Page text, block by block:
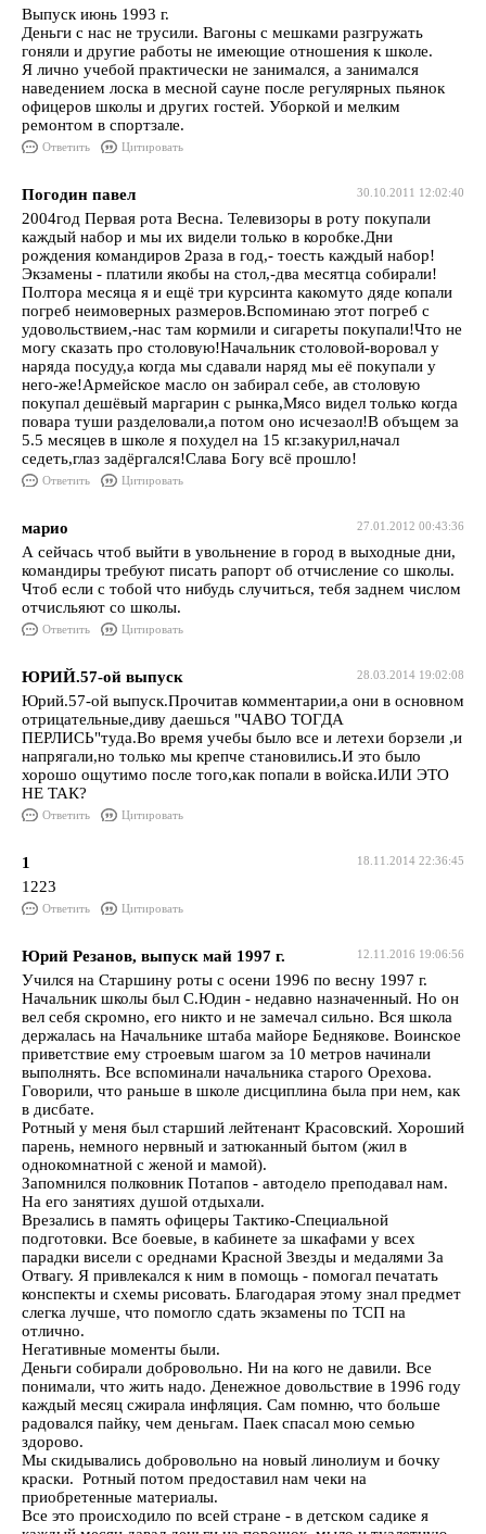
Выпуск июнь 1993 г.
Деньги с нас не трусили. Вагоны с мешками разгружать
гоняли и другие работы не имеющие отношения к школе.
Я лично учебой практически не занимался, а занимался
наведением лоска в месной сауне после регулярных пьянок
офицеров школы и других гостей. Уборкой и мелким
ремонтом в спортзале.
Ответить Цитировать
30.10.2011 12:02:40
Погодин павел
2004год Первая рота Весна. Телевизоры в роту покупали
каждый набор и мы их видели только в коробке.Дни
рождения командиров 2раза в год,- тоесть каждый набор!
Экзамены - платили якобы на стол,-два месятца собирали!
Полтора месяца я и ещё три курсинта какомуто дяде копали
погреб неимоверных размеров.Вспоминаю этот погреб с
удовольствием,-нас там кормили и сигареты покупали!Что не
могу сказать про столовую!Начальник столовой-воровал у
наряда посуду,а когда мы сдавали наряд мы её покупали у
него-же!Армейское масло он забирал себе, ав столовую
покупал дешёвый маргарин с рынка,Мясо видел только когда
повара туши разделовали,а потом оно исчезаол!В объщем за
5.5 месяцев в школе я похудел на 15 кг.закурил,начал
седеть,глаз задёргался!Слава Богу всё прошло!
Ответить Цитировать
27.01.2012 00:43:36
марио
А сейчась чтоб выйти в увольнение в город в выходные дни,
командиры требуют писать рапорт об отчисление со школы.
Чтоб если с тобой что нибудь случиться, тебя заднем числом
отчисльяют со школы.
Ответить Цитировать
28.03.2014 19:02:08
ЮРИЙ.57-ой выпуск
Юрий.57-ой выпуск.Прочитав комментарии,а они в основном
отрицательные,диву даешься "ЧАВО ТОГДА
ПЕРЛИСЬ"туда.Во время учебы было все и летехи борзели ,и
напрягали,но только мы крепче становились.И это было
хорошо ощутимо после того,как попали в войска.ИЛИ ЭТО
НЕ ТАК?
Ответить Цитировать
18.11.2014 22:36:45
1
1223
Ответить Цитировать
12.11.2016 19:06:56
Юрий Резанов, выпуск май 1997 г.
Учился на Старшину роты с осени 1996 по весну 1997 г.
Начальник школы был С.Юдин - недавно назначенный. Но он
вел себя скромно, его никто и не замечал сильно. Вся школа
держалась на Начальнике штаба майоре Беднякове. Воинское
приветствие ему строевым шагом за 10 метров начинали
выполнять. Все вспоминали начальника старого Орехова.
Говорили, что раньше в школе дисциплина была при нем, как
в дисбате.
Ротный у меня был старший лейтенант Красовский. Хороший
парень, немного нервный и затюканный бытом (жил в
однокомнатной с женой и мамой).
Запомнился полковник Потапов - автодело преподавал нам.
На его занятиях душой отдыхали.
Врезались в память офицеры Тактико-Специальной
подготовки. Все боевые, в кабинете за шкафами у всех
парадки висели с ореднами Красной Звезды и медалями За
Отвагу. Я привлекался к ним в помощь - помогал печатать
конспекты и схемы рисовать. Благодарая этому знал предмет
слегка лучше, что помогло сдать экзамены по ТСП на
отлично.
Негативные моменты были.
Деньги собирали добровольно. Ни на кого не давили. Все
понимали, что жить надо. Денежное довольствие в 1996 году
каждый месяц сжирала инфляция. Сам помню, что больше
радовался пайку, чем деньгам. Паек спасал мою семью
здорово.
Мы скидывались добровольно на новый линолиум и бочку
краски. Ротный потом предоставил нам чеки на
приобретенные материалы.
Все это происходило по всей стране - в детском садике я